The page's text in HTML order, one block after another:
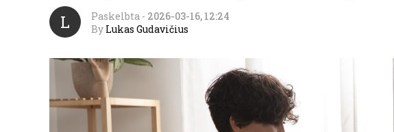
L Paskelbta - 2026-03-16, 12:24
By Lukas Gudavičius